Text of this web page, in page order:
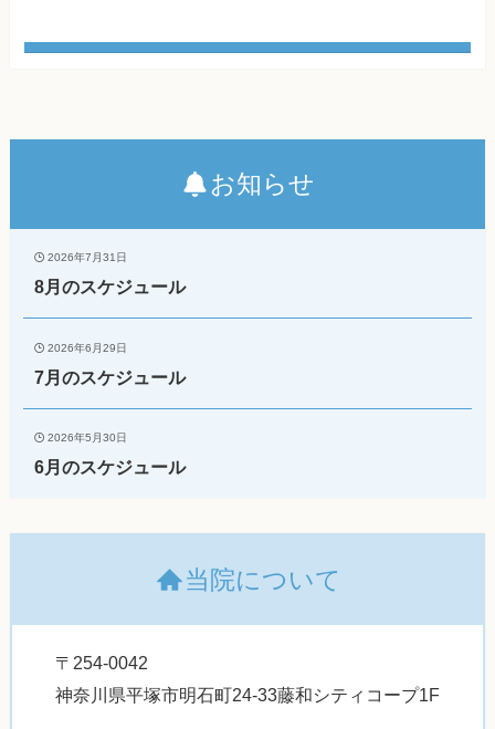
お知らせ
2026年7月31日
8月のスケジュール
2026年6月29日
7月のスケジュール
2026年5月30日
6月のスケジュール
当院について
〒254-0042
神奈川県平塚市明石町24-33藤和シティコープ1F